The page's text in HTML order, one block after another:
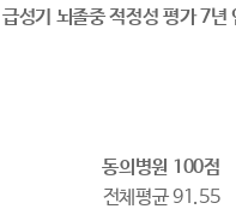
급성기 뇌졸중 적정성 평가 7년
동의병원 100점
전체평균 91.55